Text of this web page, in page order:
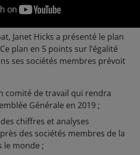
Janet Hicks a présenté le plan
plan en 5 points sur l’égalité
ses sociétés membres prévoit
comité de travail qui rendra
Générale en 2019 ;
chiffres et analyses
des sociétés membres de la
le monde ;